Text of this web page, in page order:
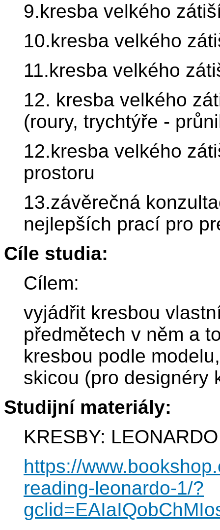
9.kresba velkého
10.kresba velkého
11.kresba velkého
12. kresba velkého
(roury, trychtýře -
12.kresba velkého
prostoru
13.závěrečná
nejlepších prací pro
Cíle studia:
Cílem:
vyjádřit kresbou
předmětech v něm a
kresbou podle
skicou (pro designéry
Studijní materiály:
KRESBY:
https://
reading-leonardo-1/?